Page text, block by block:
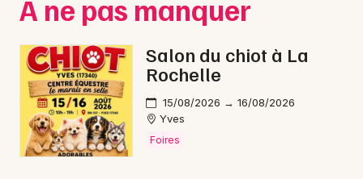
À ne pas manquer
Salon du chiot à La
Rochelle
15/08/2026 → 16/08/2026
Yves
Foires